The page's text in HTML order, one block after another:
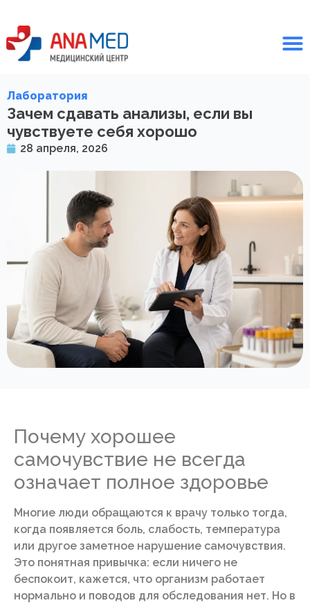
Лаборатория
Зачем сдавать анализы, если вы
чувствуете себя хорошо
28 апреля, 2026
Почему хорошее
самочувствие не всегда
означает полное здоровье
Многие люди обращаются к врачу только тогда,
когда появляется боль, слабость, температура
или другое заметное нарушение самочувствия.
Это понятная привычка: если ничего не
беспокоит, кажется, что организм работает
нормально и поводов для обследования нет. Но в